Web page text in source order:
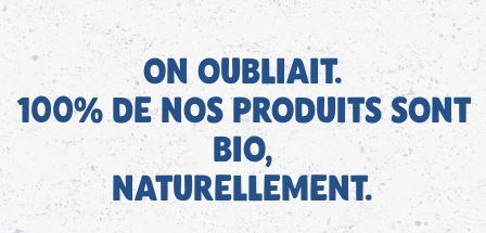
ON OUBLIAIT.
100% DE NOS PRODUITS SONT
BIO,
NATURELLEMENT.